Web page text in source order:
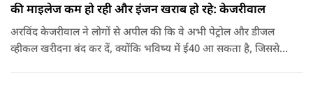
की माइलेज कम हो रही और इंजन खराब हो रहे: केजरीवाल
अरविंद केजरीवाल ने लोगों से अपील की कि वे अभी पेट्रोल और डीजल
व्हीकल खरीदना बंद कर दें, क्योंकि भविष्य में ई40 आ सकता है, जिससे